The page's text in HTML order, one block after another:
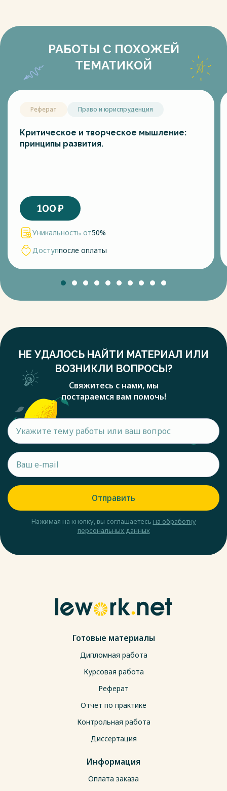
РАБОТЫ С ПОХОЖЕЙ
ТЕМАТИКОЙ
Реферат Право и юриспруденция
Критическое и творческое мышление:
принципы развития.
100₽
Уникальность от50%
Доступпосле оплаты
НЕ УДАЛОСЬ НАЙТИ МАТЕРИАЛ ИЛИ
ВОЗНИКЛИ ВОПРОСЫ?
Свяжитесь с нами, мы
постараемся вам помочь!
Отправить
Нажимая на кнопку, вы соглашаетесь на обработку
персональных данных
Готовые материалы
Дипломная работа
Курсовая работа
Реферат
Отчет по практике
Контрольная работа
Диссертация
Информация
Оплата заказа